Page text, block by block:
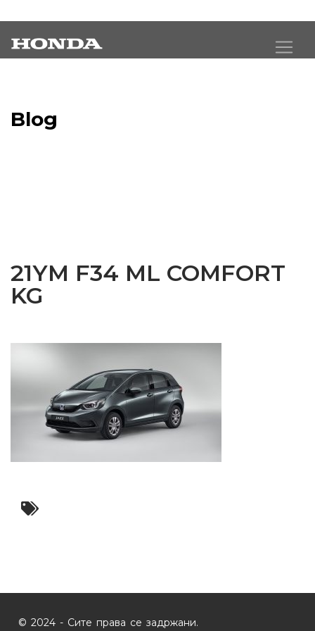
Blog
21YM F34 ML COMFORT
KG
© 2024 - Сите права се задржани.